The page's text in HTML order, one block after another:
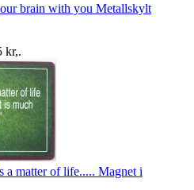
brain with you Metallskylt
kr,.
a matter of life..... Magnet i